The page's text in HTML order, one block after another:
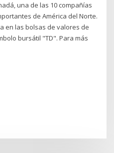
una de las 10 compañías
de América del Norte.
en las bolsas de valores de
bursátil "TD". Para más